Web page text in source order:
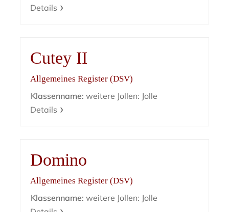
Details
Cutey II
Allgemeines Register (DSV)
Klassenname: weitere Jollen: Jolle
Details
Domino
Allgemeines Register (DSV)
Klassenname: weitere Jollen: Jolle